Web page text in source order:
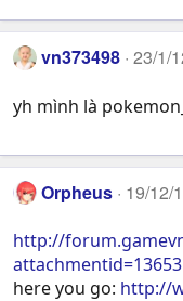
vn373498 23/1/
yh mình là
Orpheus 19/12/
http://
here you go: http://